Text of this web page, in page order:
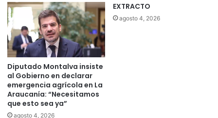
Diputado Montalva insiste
al Gobierno en declarar
emergencia agrícola en La
Araucanía: “Necesitamos
que esto sea ya”
agosto 4, 2026
EXTRACTO
agosto 4, 2026